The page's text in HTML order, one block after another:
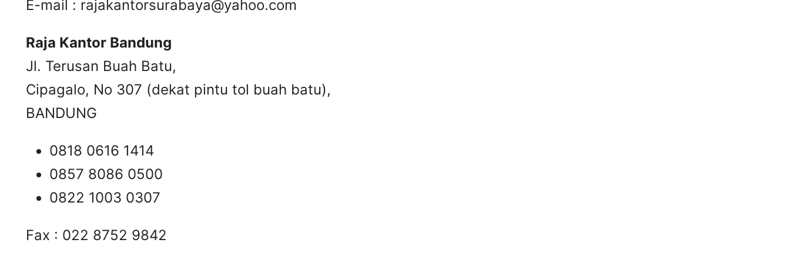
E-mail : rajakantorsurabaya@yahoo.com
Raja Kantor Bandung
Jl. Terusan Buah Batu,
Cipagalo, No 307 (dekat pintu tol buah batu),
BANDUNG
0818 0616 1414
0857 8086 0500
0822 1003 0307
Fax : 022 8752 9842